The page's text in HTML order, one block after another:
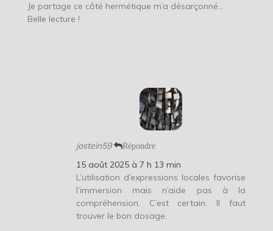
Je partage ce côté hermétique m’a désarçonné…
Belle lecture !
jostein59 Répondre
15 août 2025 à 7 h 13 min
L’utilisation d’expressions locales favorise
l’immersion mais n’aide pas à la
compréhension. C’est certain. Il faut
trouver le bon dosage.